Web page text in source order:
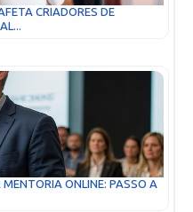
CRIADORES DE
ONLINE: PASSO A